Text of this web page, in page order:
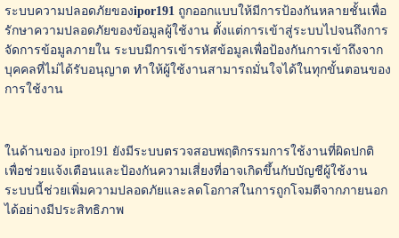
ระบบความปลอดภัยของipor191ถูกออกแบบให้มีการป้องกันหลายชั้นเพื่อ
รักษาความปลอดภัยของข้อมูลผู้ใช้งาน ตั้งแต่การเข้าสู่ระบบไปจนถึงการ
จัดการข้อมูลภายใน ระบบมีการเข้ารหัสข้อมูลเพื่อป้องกันการเข้าถึงจาก
บุคคลที่ไม่ได้รับอนุญาต ทำให้ผู้ใช้งานสามารถมั่นใจได้ในทุกขั้นตอนของ
การใช้งาน
ในด้านของ ipro191 ยังมีระบบตรวจสอบพฤติกรรมการใช้งานที่ผิดปกติ
เพื่อช่วยแจ้งเตือนและป้องกันความเสี่ยงที่อาจเกิดขึ้นกับบัญชีผู้ใช้งาน
ระบบนี้ช่วยเพิ่มความปลอดภัยและลดโอกาสในการถูกโจมตีจากภายนอก
ได้อย่างมีประสิทธิภาพ